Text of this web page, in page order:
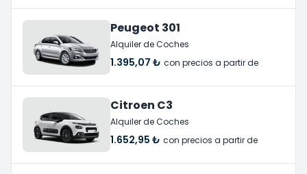
Peugeot 301
Alquiler de Coches
1.395,07 ₺ con precios a partir de
Citroen C3
Alquiler de Coches
1.652,95 ₺ con precios a partir de